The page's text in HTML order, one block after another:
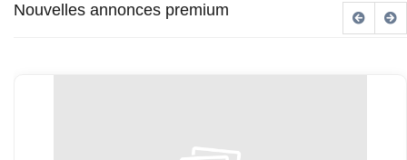
Nouvelles annonces premium